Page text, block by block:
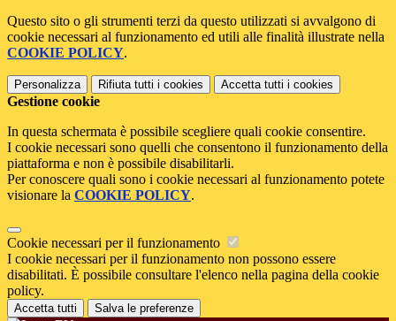
Questo sito o gli strumenti terzi da questo utilizzati si avvalgono di
cookie necessari al funzionamento ed utili alle finalità illustrate nella
COOKIE POLICY.
Personalizza Rifiuta tutti i cookies Accetta tutti i cookies
Gestione cookie
In questa schermata è possibile scegliere quali cookie consentire.
I cookie necessari sono quelli che consentono il funzionamento della
piattaforma e non è possibile disabilitarli.
Per conoscere quali sono i cookie necessari al funzionamento potete
visionare la COOKIE POLICY.
Cookie necessari per il funzionamento
I cookie necessari per il funzionamento non possono essere
disabilitati. È possibile consultare l'elenco nella pagina della cookie
policy.
Accetta tutti Salva le preferenze